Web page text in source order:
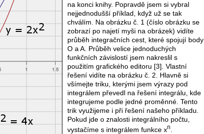
na konci knihy. Popravdě jsem si vybral
nejjednodušší příklad, když už se tak
chválím. Na obrázku č. 1 (číslo obrázku se
zobrazí po najetí myši na obrázek) vidíte
průběh integračních cest, které spojují body
O a A. Průběh velice jednoduchých
funkčních závislostí jsem nakreslil s
použitím grafického editoru [3]. Vlastní
řešení vidíte na obrázku č. 2. Hlavně si
všímejte triku, kterými jsem výrazy pod
integrálem převedl na řešení integrálu, kde
integrujeme podle jedné proměnné. Tento
trik využijeme i při řešení našeho příkladu.
Pokud jde o znalosti integrálního počtu,
vystačíme s integrálem funkce xn